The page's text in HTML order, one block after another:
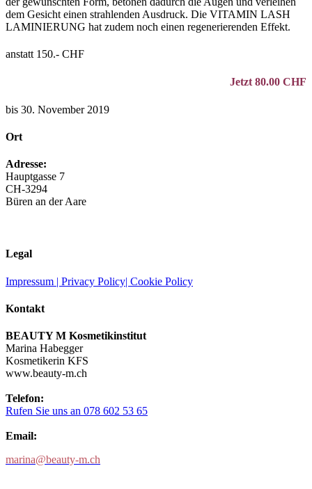
dem Gesicht einen strahlenden Ausdruck. Die VITAMIN LASH
LAMINIERUNG hat zudem noch einen regenerierenden Effekt.
anstatt 150.- CHF
Jetzt 80.00 CHF
bis 30. November 2019
Ort
Adresse:
Hauptgasse 7
CH-3294
Büren an der Aare
Legal
Impressum | Privacy Policy| Cookie Policy
Kontakt
BEAUTY M Kosmetikinstitut
Marina Habegger
Kosmetikerin KFS
www.beauty-m.ch
Telefon:
Rufen Sie uns an 078 602 53 65
Email:
marina@beauty-m.ch